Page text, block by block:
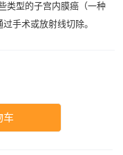
类型的子宫内膜癌（一种
手术或放射线切除。
车